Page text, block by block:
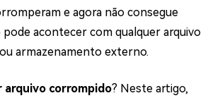
e agora não consegue
pode acontecer com qualquer arquivo
armazenamento externo.
arquivo corrompido? Neste artigo,